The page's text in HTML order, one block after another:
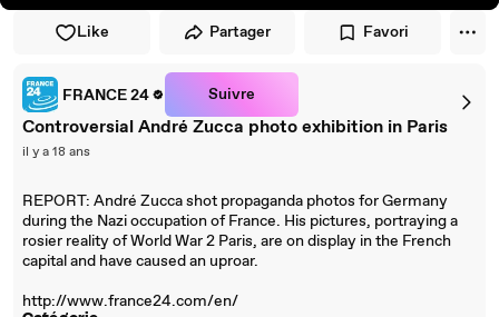
Like Partager Favori
FRANCE 24 Suivre
Controversial André Zucca photo exhibition in Paris
il y a 18 ans
REPORT: André Zucca shot propaganda photos for Germany
during the Nazi occupation of France. His pictures, portraying a
rosier reality of World War 2 Paris, are on display in the French
capital and have caused an uproar.
http://www.france24.com/en/